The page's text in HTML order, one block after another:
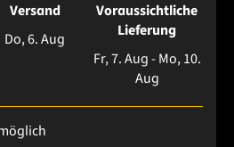
Versand
Do, 6. Aug
Voraussichtliche
Lieferung
Fr, 7. Aug - Mo, 10.
Aug